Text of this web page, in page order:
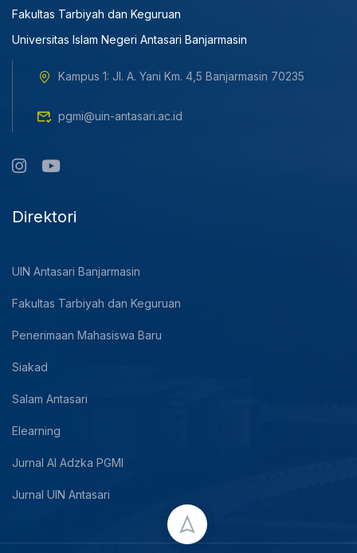
Fakultas Tarbiyah dan Keguruan
Universitas Islam Negeri Antasari Banjarmasin
Kampus 1: Jl. A. Yani Km. 4,5 Banjarmasin 70235
pgmi@uin-antasari.ac.id
Direktori
UIN Antasari Banjarmasin
Fakultas Tarbiyah dan Keguruan
Penerimaan Mahasiswa Baru
Siakad
Salam Antasari
Elearning
Jurnal Al Adzka PGMI
Jurnal UIN Antasari